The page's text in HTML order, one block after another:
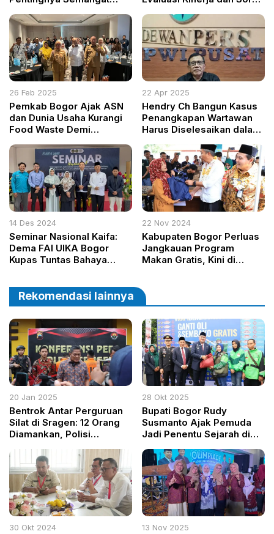
Kepedulian
26 Feb 2025
Pemkab Bogor Ajak ASN
dan Dunia Usaha Kurangi
Food Waste Demi
Berkelanjutan
22 Apr 2025
Hendry Ch Bangun Kasus
Penangkapan Wartawan
Harus Diselesaikan dalam
Kriminalisasi
14 Des 2024
Seminar Nasional Kaifa:
Dema FAI UIKA Bogor
Kupas Tuntas Bahaya
22 Nov 2024
Kabupaten Bogor Perluas
Jangkauan Program
Makan Gratis, Kini di
Rekomendasi lainnya
20 Jan 2025
Bentrok Antar Perguruan
Silat di Sragen: 12 Orang
Diamankan, Polisi
28 Okt 2025
Bupati Bogor Rudy
Susmanto Ajak Pemuda
Jadi Penentu Sejarah di
97
30 Okt 2024 13 Nov 2025